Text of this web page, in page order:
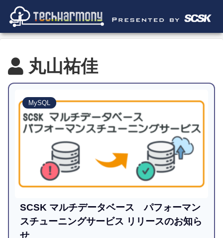
丸山祐佳
MySQL
SCSK マルチデータベース パフォーマン
スチューニングサービス リリースのお知ら
せ